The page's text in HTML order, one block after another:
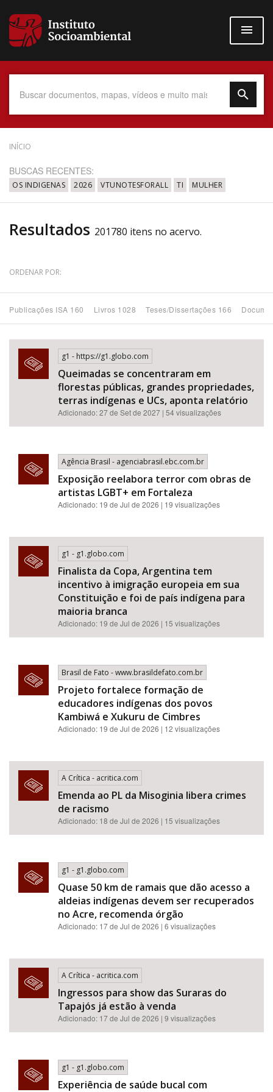
para
conteúdo
Data do Documento
Até
Povo Indígena
Subtema
Área de Levantamento
Área Protegida
BUSCAR
INÍCIO
BUSCAS RECENTES:
OS INDIGENAS 2026 VTUNOTESFORALL TI MULHER
Resultados 201780 itens no acervo.
ORDENAR POR:
Publicações ISA 160 Livros 1028 Teses/Dissertações 166
g1 - https://g1.globo.com
Queimadas se concentraram em
florestas públicas, grandes propriedades,
terras indígenas e UCs, aponta relatório
Adicionado: 27 de Set de 2027 | 54 visualizações
Agência Brasil - agenciabrasil.ebc.com.br
Exposição reelabora terror com obras de
artistas LGBT+ em Fortaleza
Adicionado: 19 de Jul de 2026 | 19 visualizações
g1 - g1.globo.com
Finalista da Copa, Argentina tem
incentivo à imigração europeia em sua
Constituição e foi de país indígena para
maioria branca
Adicionado: 19 de Jul de 2026 | 15 visualizações
Brasil de Fato - www.brasildefato.com.br
Projeto fortalece formação de
educadores indígenas dos povos
Kambiwá e Xukuru de Cimbres
Adicionado: 19 de Jul de 2026 | 12 visualizações
A Crítica - acritica.com
Emenda ao PL da Misoginia libera crimes
de racismo​​​​​​​​​​​​​​​​​​​​​​​​​​​​​​​​​​​​​​​​​​
Adicionado: 18 de Jul de 2026 | 15 visualizações
g1 - g1.globo.com
Quase 50 km de ramais que dão acesso a
aldeias indígenas devem ser recuperados
no Acre, recomenda órgão
Adicionado: 17 de Jul de 2026 | 6 visualizações
A Crítica - acritica.com
Ingressos para show das Suraras do
Tapajós já estão à venda
Adicionado: 17 de Jul de 2026 | 9 visualizações
g1 - g1.globo.com
Experiência de saúde bucal com